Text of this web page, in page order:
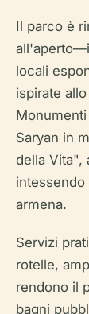
Il parco è
locali
ispirate
Saryan in
della Vita",
intessendo
armena.
Servizi
rotelle,
rendono il
bagni